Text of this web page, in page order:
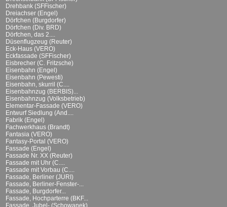
Drehbank (SFFischer)
Dreiachser (Engel)
Dörfchen (Burgdorfer)
Dörfchen (Div. BRD)
Dörfchen, das 2....
Düsenflugzeug (Reuter)
Eck-Haus (VERO)
Eckfassade (SFFischer)
Eisbrecher (C. Fritzsche)
Eisenbahn (Engel)
Eisenbahn (Pewesti)
Eisenbahn, skurril (C....
Eisenbahnzug (BERBIS)...
Eisenbahnzug (Volksbetrieb)
Elementar-Fassade (VERO)
Entwurf Siedlung (And....
Fabrik (Engel)
Fachwerkhaus (Brandt)
Fantasia (VERO)
Fantasy-Portal (VERO)
Fassade (Engel)
Fassade Nr. XX (Reuter)
Fassade mit Uhr (C....
Fassade mit Vorbau (C....
Fassade, Berliner (JURI)
Fassade, Berliner-Fenster-...
Fassade, Burgdorfer...
Fassade, Hochparterre (BKF...
Fassade, Jubel- (Schowanek)